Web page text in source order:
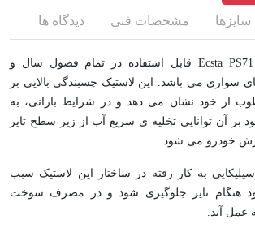
سایزها مشخصات فنی دیدگاه ها
لاستیک کومهو مدل Ecsta PS71 قابل استفاده در تمام فصول سال و
سواری می باشد. این لاستیک چسبندگی بالایی بر
خود نشان می دهد و در شرایط بارانی، به
بر آن توانایی تخلیه ی سریع آب از زیر سطح تایر
خودرو می شود.
به کار رفته در ساختار این لاستیک سبب
هنگام تایر جلوگیری شود و در مصرف سوخت
آید.